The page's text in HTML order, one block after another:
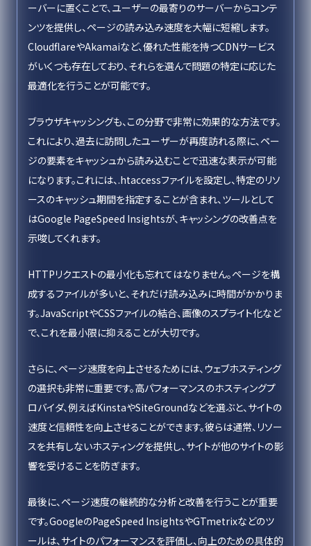
ーバーに置くことで、ユーザーの最寄りのサーバーからコンテ
ンツを提供し、ページの読み込み速度を大幅に短縮します。
CloudflareやAkamaiなど、優れた性能を持つCDNサービス
がいくつも存在しており、それらを選んで問題の特定に応じた
最適化を行うことが可能です。
ブラウザキャッシングも、この分野で非常に効果的な方法です。
これにより、過去に訪問したユーザーが再度訪れる際に、ペー
ジの要素をキャッシュから読み込むことで迅速な表示が可能
になります。これには、.htaccessファイルを設定し、特定のリソ
ースのキャッシュ期間を指定することが含まれ、ツールとして
はGoogle PageSpeed Insightsが、キャッシングの改善点を
示唆してくれます。
HTTPリクエストの最小化も忘れてはなりません。ページを構
成するファイルが多いと、それだけ読み込みに時間がかかりま
す。JavaScriptやCSSファイルの結合、画像のスプライト化など
で、これを最小限に抑えることが大切です。
さらに、ページ速度を向上させるためには、ウェブホスティング
の選択も非常に重要です。高パフォーマンスのホスティングプ
ロバイダ、例えばKinstaやSiteGroundなどを選ぶと、サイトの
速度と信頼性を向上させることができます。彼らは通常、リソー
スを共有しないホスティングを提供し、サイトが他のサイトの影
響を受けることを防ぎます。
最後に、ページ速度の継続的な分析と改善を行うことが重要
です。GoogleのPageSpeed InsightsやGTmetrixなどのツ
ールは、サイトのパフォーマンスを評価し、向上のための具体的